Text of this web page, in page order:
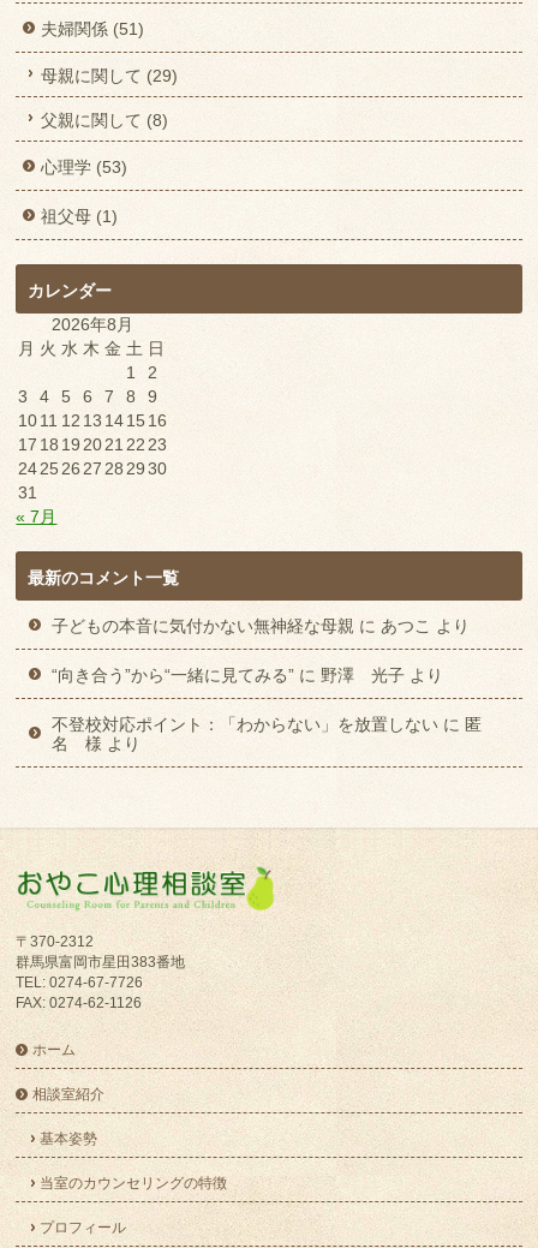
夫婦関係 (51)
母親に関して (29)
父親に関して (8)
心理学 (53)
祖父母 (1)
カレンダー
2026年8月
月 火 水 木 金 土 日
1
2
3
4 5 6 7 8
9
1011 12 13 141516
17 18 19 2021 22 23
2425 2627 28 29 30
31
« 7月
最新のコメント一覧
子どもの本音に気付かない無神経な母親 にあつこ より
“向き合う”から“一緒に見てみる” に 野澤 光子 より
不登校対応ポイント：「わからない」を放置しない に 匿
名 様 より
〒370-2312
群馬県富岡市星田383番地
TEL: 0274-67-7726
FAX: 0274-62-1126
ホーム
相談室紹介
基本姿勢
当室のカウンセリングの特徴
プロフィール